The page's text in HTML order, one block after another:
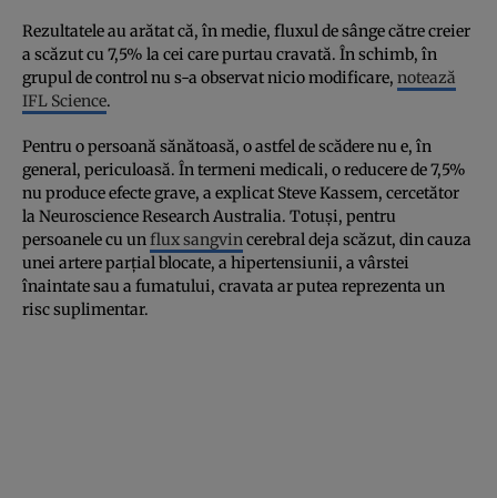
Rezultatele au arătat că, în medie, fluxul de sânge către creier
a scăzut cu 7,5% la cei care purtau cravată. În schimb, în
grupul de control nu s-a observat nicio modificare, notează
IFL Science.
Pentru o persoană sănătoasă, o astfel de scădere nu e, în
general, periculoasă. În termeni medicali, o reducere de 7,5%
nu produce efecte grave, a explicat Steve Kassem, cercetător
la Neuroscience Research Australia. Totuși, pentru
persoanele cu unflux sangvincerebral deja scăzut, din cauza
unei artere parțial blocate, a hipertensiunii, a vârstei
înaintate sau a fumatului, cravata ar putea reprezenta un
risc suplimentar.